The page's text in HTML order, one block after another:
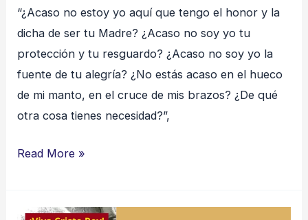
“¿Acaso no estoy yo aquí que tengo el honor y la
dicha de ser tu Madre? ¿Acaso no soy yo tu
protección y tu resguardo? ¿Acaso no soy yo la
fuente de tu alegría? ¿No estás acaso en el hueco
de mi manto, en el cruce de mis brazos? ¿De qué
otra cosa tienes necesidad?”,
Read More »
Cristiada